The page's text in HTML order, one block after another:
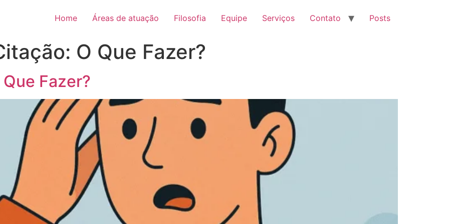
Home Áreas de atuação Filosofia Equipe Serviços Contato Posts
O Que Fazer?
Fazer?